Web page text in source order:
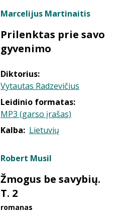
Marcelijus Martinaitis
Prilenktas prie savo
gyvenimo
Diktorius:
Vytautas Radzevičius
Leidinio formatas:
MP3 (garso įrašas)
Kalba: Lietuvių
Robert Musil
Žmogus be savybių.
T. 2
romanas